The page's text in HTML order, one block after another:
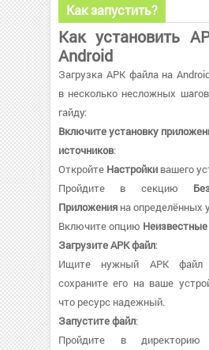
Как запустить?
Как установить
Android
Загрузка APK файла на
в несколько несложных
гайду:
Включите установку
источников:
Откройте Настройки вашего
Пройдите в секцию
Приложения на определённых
Включите опцию
Загрузите APK файл:
Ищите нужный APK файл
сохраните его на ваше
что ресурс надежный.
Запустите файл:
Пройдите в директорию